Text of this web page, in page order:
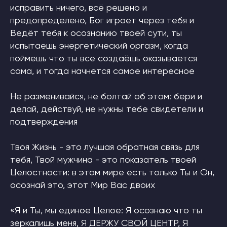
исправить ничего, всё решено и
предопределено, Бог играет через тебя и
Ведёт тебя к осознанию твоей сути, ты
испытаешь энергетический оргазм, когда
поймешь что ты все создаёшь оказывается
сама, и тогда начнется самое интересное
Не разменивайся, не болтай об этом: бери и
делай, действуй, не нужны тебе свидетели и
подтверждения
Твоя Жизнь - это лучшая обратная связь для
тебя, Твой мужчина - это показатель твоей
Целостности: в этом мире есть только Ты и Он,
осознай это, этот Мир Вас двоих
«Я и Ты, мы единое Целое: Я осознаю что ты
зеркалишь меня, Я ДЕРЖУ СВОЙ ЦЕНТР, Я
ОГРН 322030000010453
Договор публичной оферты
Политика конфиденциальности
Патент на Товарный Знак номер 1080007
образовательной деятельности
Свидетельство на Товарный Знак
(знак обслуживания) номер 1095908